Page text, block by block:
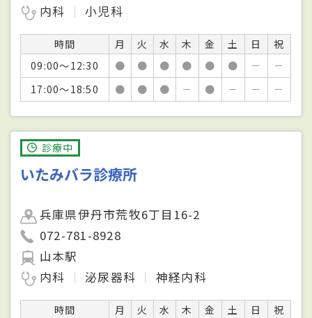
内科
小児科
時間 月 火 水 木 金 土 日
祝
09:00～12:30
● ● ● ● ● ● －
－
17:00～18:50
● ● ● － ● － － －
診療中
いたみバラ診療所
兵庫県伊丹市荒牧6丁目16-2
072-781-8928
山本駅
内科
泌尿器科 神経内科
時間 月 火 水 木 金 土 日
祝